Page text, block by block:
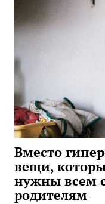
Вместо
вещи,
нужны всем
родителям